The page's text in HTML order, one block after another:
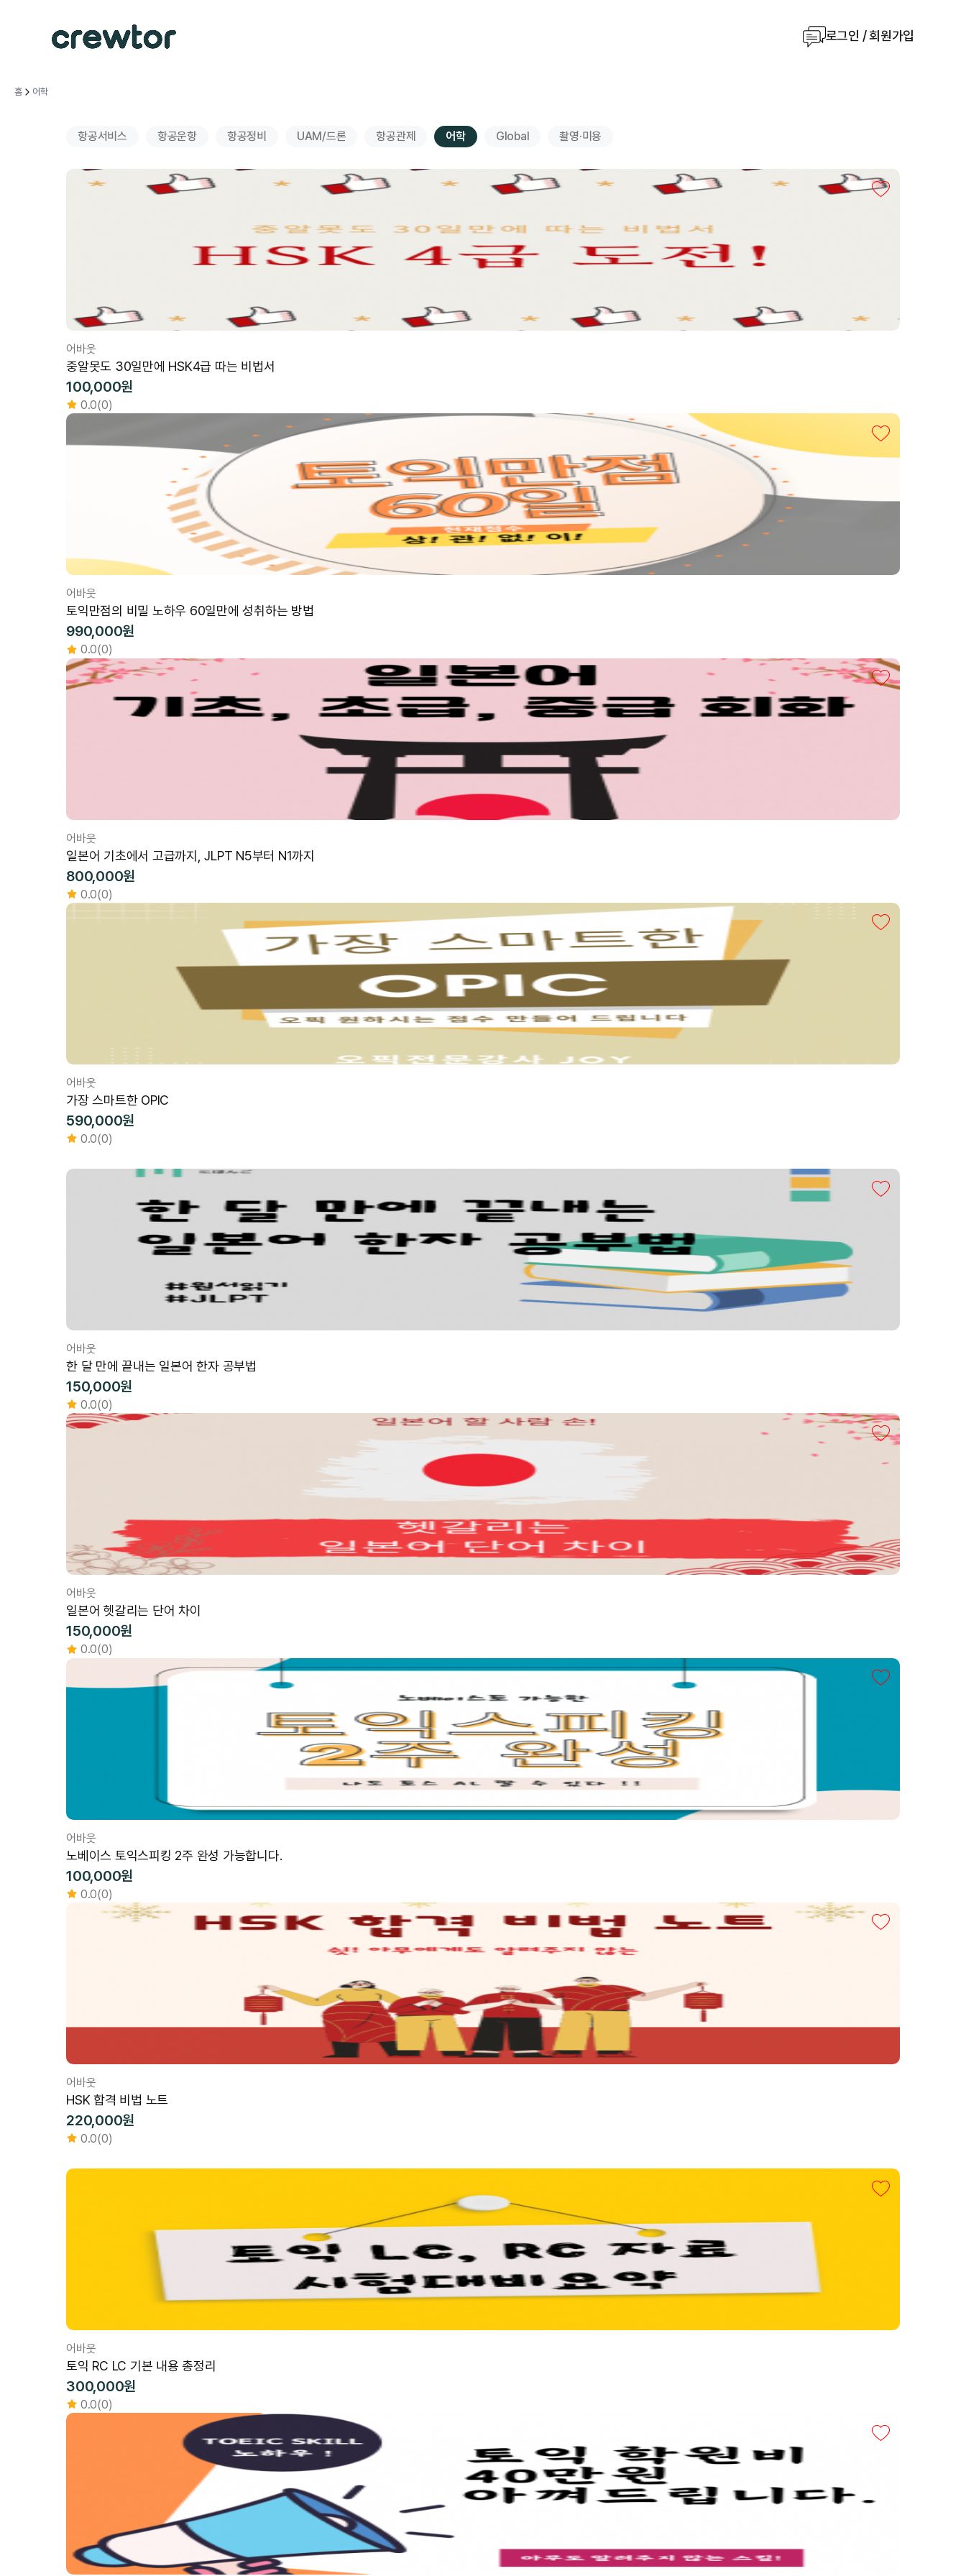
로그인 / 회원가입
홈 어학
항공서비스 항공운항 항공정비 UAM/드론 항공관제 어학 Global 촬영·미용
어바웃
중알못도 30일만에 HSK4급 따는 비법서
100,000원
0.0(0)
어바웃
토익만점의 비밀 노하우 60일만에 성취하는 방법
990,000원
0.0(0)
어바웃
일본어 기초에서 고급까지, JLPT N5부터 N1까지
800,000원
0.0(0)
어바웃
가장 스마트한 OPIC
590,000원
0.0(0)
어바웃
한 달 만에 끝내는 일본어 한자 공부법
150,000원
0.0(0)
어바웃
일본어 헷갈리는 단어 차이
150,000원
0.0(0)
어바웃
노베이스 토익스피킹 2주 완성 가능합니다.
100,000원
0.0(0)
어바웃
HSK 합격 비법 노트
220,000원
0.0(0)
어바웃
토익 RC LC 기본 내용 총정리
300,000원
0.0(0)